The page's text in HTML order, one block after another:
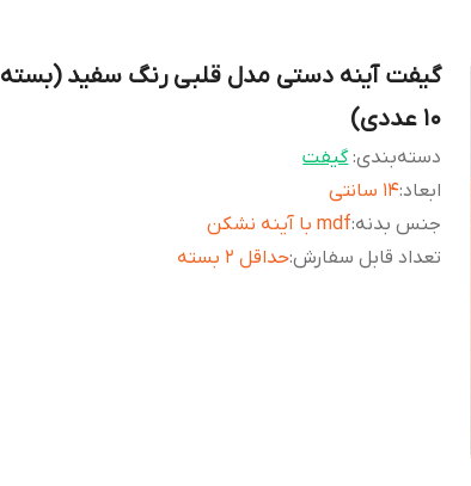
گیفت آینه دستی مدل قلبی رنگ سفید (بسته
10 عددی)
دسته‌بندی:گیفت
ابعاد:14 سانتی
جنس بدنه:mdf با آینه نشکن
تعداد قابل سفارش:حداقل 2 بسته